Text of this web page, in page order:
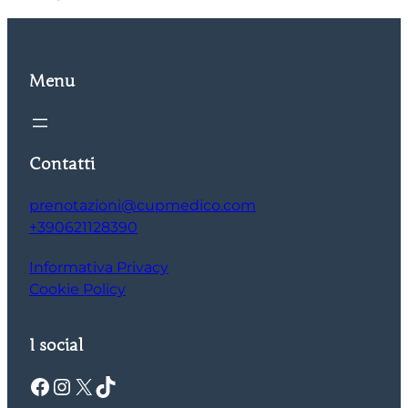
Menu
Contatti
prenotazioni@cupmedico.com
+390621128390
Informativa Privacy
Cookie Policy
I social
Facebook Instagram X TikTok